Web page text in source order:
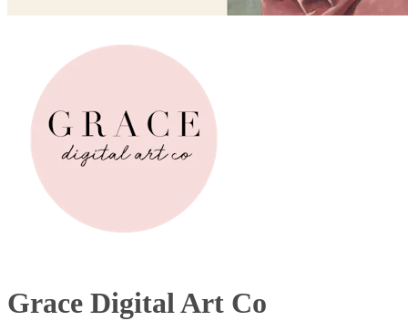
Grace Digital Art Co